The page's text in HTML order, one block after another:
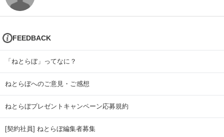
FEEDBACK
「ねとらぼ」ってなに？
ねとらぼへのご意見・ご感想
ねとらぼプレゼントキャンペーン応募規約
[契約社員] ねとらぼ編集者募集